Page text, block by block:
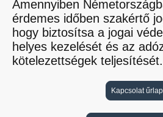
Amennyiben
érdemes időben szakértő
hogy biztosítsa a jogai
helyes kezelését és az
kötelezettségek teljesítését.
Kapcsolat űrlap